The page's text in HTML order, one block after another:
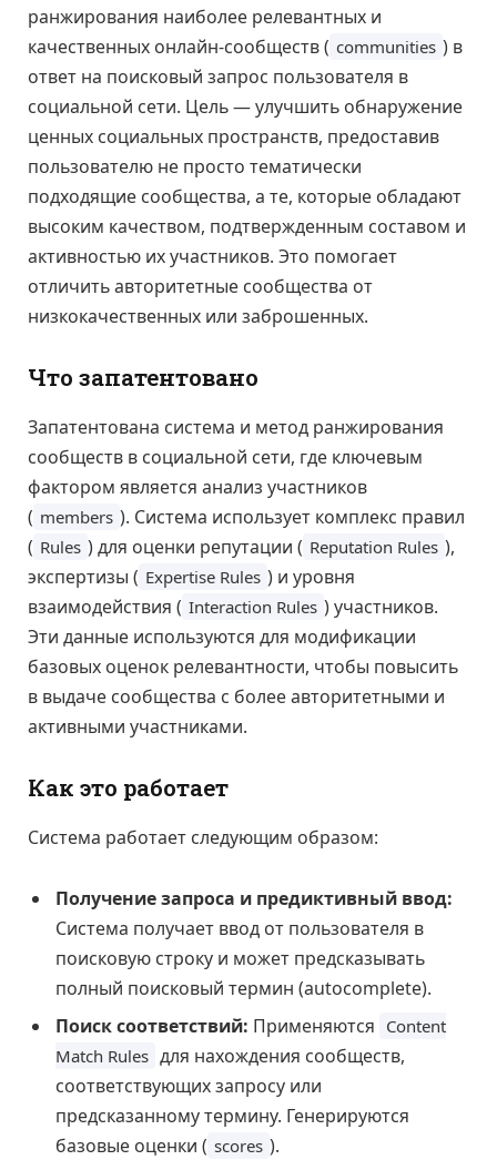
ранжирования наиболее релевантных и
качественных онлайн-сообществ ( communities ) в
ответ на поисковый запрос пользователя в
социальной сети. Цель — улучшить обнаружение
ценных социальных пространств, предоставив
пользователю не просто тематически
подходящие сообщества, а те, которые обладают
высоким качеством, подтвержденным составом и
активностью их участников. Это помогает
отличить авторитетные сообщества от
низкокачественных или заброшенных.
Что запатентовано
Запатентована система и метод ранжирования
сообществ в социальной сети, где ключевым
фактором является анализ участников
( members ). Система использует комплекс правил
( Rules ) для оценки репутации ( Reputation Rules ),
экспертизы ( Expertise Rules ) и уровня
взаимодействия ( Interaction Rules ) участников.
Эти данные используются для модификации
базовых оценок релевантности, чтобы повысить
в выдаче сообщества с более авторитетными и
активными участниками.
Как это работает
Система работает следующим образом:
Получение запроса и предиктивный ввод:
Система получает ввод от пользователя в
поисковую строку и может предсказывать
полный поисковый термин (autocomplete).
Поиск соответствий: Применяются Content
Match Rules для нахождения сообществ,
соответствующих запросу или
предсказанному термину. Генерируются
базовые оценки ( scores ).